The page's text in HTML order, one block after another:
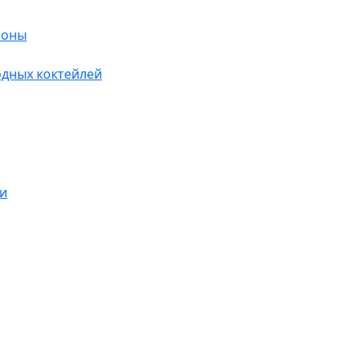
коктейлей